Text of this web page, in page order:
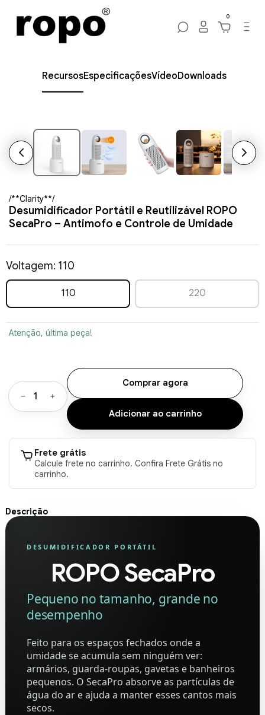
0
RecursosEspecificaçõesVídeoDownloads
/**Clarity**/
Desumidificador Portátil e Reutilizável ROPO
SecaPro – Antimofo e Controle de Umidade
Voltagem: 110
110 220
Atenção, última peça!
Comprar agora
Frete grátis
Calcule frete no carrinho. Confira Frete Grátis no
carrinho.
Descrição
DESUMIDIFICADOR PORTÁTIL
ROPO SecaPro
Pequeno no tamanho, grande no
desempenho
Feito para os espaços fechados onde a
umidade se acumula sem ninguém ver:
armários, guarda-roupas, gavetas e banheiros
pequenos. O SecaPro absorve as partículas de
água do ar e ajuda a manter esses cantos mais
secos.